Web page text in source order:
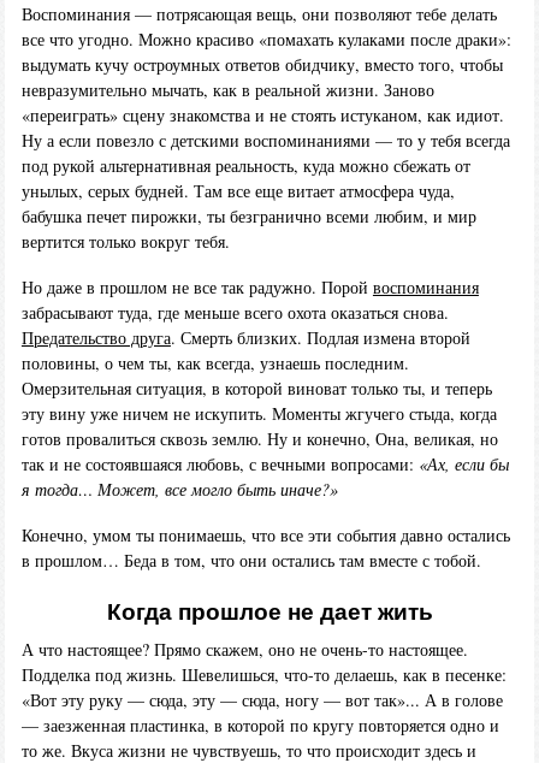
Воспоминания — потрясающая вещь, они позволяют тебе делать
все что угодно. Можно красиво «помахать кулаками после драки»:
выдумать кучу остроумных ответов обидчику, вместо того, чтобы
невразумительно мычать, как в реальной жизни. Заново
«переиграть» сцену знакомства и не стоять истуканом, как идиот.
Ну а если повезло с детскими воспоминаниями — то у тебя всегда
под рукой альтернативная реальность, куда можно сбежать от
унылых, серых будней. Там все еще витает атмосфера чуда,
бабушка печет пирожки, ты безгранично всеми любим, и мир
вертится только вокруг тебя.
Но даже в прошлом не все так радужно. Порой воспоминания
забрасывают туда, где меньше всего охота оказаться снова.
Предательство друга. Смерть близких. Подлая измена второй
половины, о чем ты, как всегда, узнаешь последним.
Омерзительная ситуация, в которой виноват только ты, и теперь
эту вину уже ничем не искупить. Моменты жгучего стыда, когда
готов провалиться сквозь землю. Ну и конечно, Она, великая, но
так и не состоявшаяся любовь, с вечными вопросами: «Ах, если бы
я тогда… Может, все могло быть иначе?»
Конечно, умом ты понимаешь, что все эти события давно остались
в прошлом… Беда в том, что они остались там вместе с тобой.
Когда прошлое не дает жить
А что настоящее? Прямо скажем, оно не очень-то настоящее.
Подделка под жизнь. Шевелишься, что-то делаешь, как в песенке:
«Вот эту руку — сюда, эту — сюда, ногу — вот так»... А в голове
— заезженная пластинка, в которой по кругу повторяется одно и
то же. Вкуса жизни не чувствуешь, то что происходит здесь и